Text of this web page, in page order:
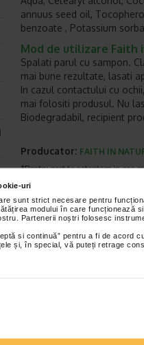
uri
sunt strict necesare pentru
modului în care funcționează
Partenerii noștri folosesc
si continuă” pentru a fi de acord
și, în special, vă puteți retrage
annuus seed oil,
benzoate , Potassium
Mod de utilizare Faith
Spalati parul cu sampon.
mai bune rezultate, lasati
In cazul contactului cu
mai folositi produsul. Nu
Biodegradabil, recipient
Producator: FAITH IN
*Pentru pret te asteptam in cea
VEZI PRODUSE
-40% Preț întreg: 105.40
Lei
Kelual DS sampon,